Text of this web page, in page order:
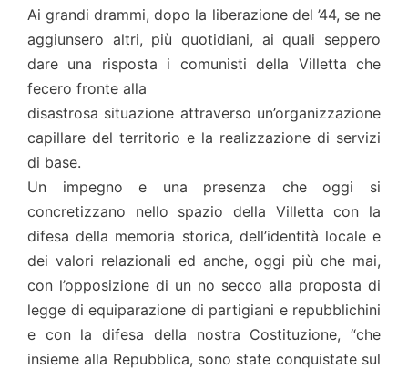
Ai grandi drammi, dopo la liberazione del ’44, se ne
aggiunsero altri, più quotidiani, ai quali seppero
dare una risposta i comunisti della Villetta che
fecero fronte alla
disastrosa situazione attraverso un’organizzazione
capillare del territorio e la realizzazione di servizi
di base.
Un impegno e una presenza che oggi si
concretizzano nello spazio della Villetta con la
difesa della memoria storica, dell’identità locale e
dei valori relazionali ed anche, oggi più che mai,
con l’opposizione di un no secco alla proposta di
legge di equiparazione di partigiani e repubblichini
e con la difesa della nostra Costituzione, “che
insieme alla Repubblica, sono state conquistate sul